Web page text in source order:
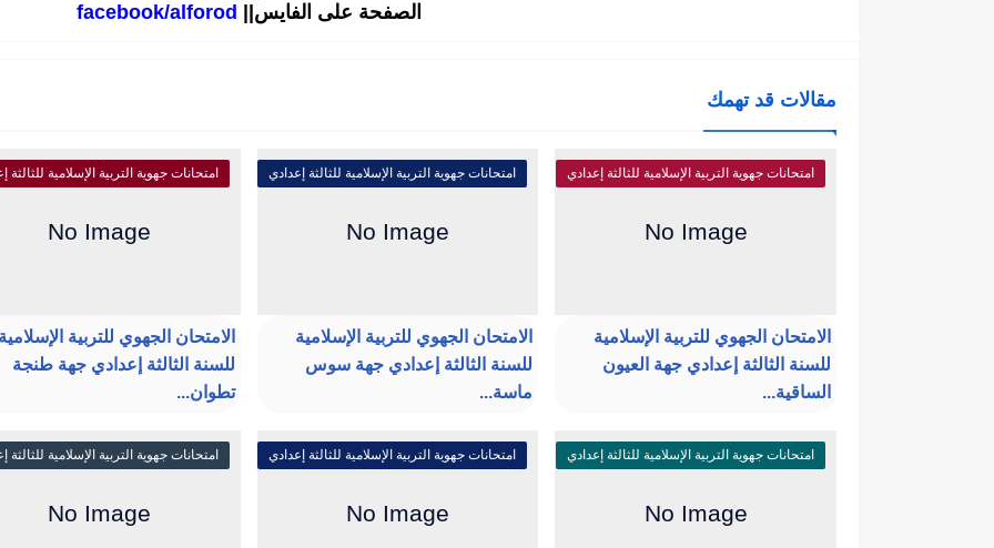
الصفحة على الفايس||
facebook/alforod
مقالات قد تهمك
امتحانات جهوية التربية الإسلامية للثالثة إعدادي
الامتحان الجهوي للتربية الإسلامية
للسنة الثالثة إعدادي جهة العيون
الساقية...
امتحانات جهوية التربية الإسلامية للثالثة إعدادي
الامتحان الجهوي للتربية الإسلامية
للسنة الثالثة إعدادي جهة سوس
ماسة...
امتحانات جهوية التربية الإسلامية للثالثة
الامتحان الجهوي للتربية
للسنة الثالثة إعدادي جهة طنجة
تطوان...
امتحانات جهوية التربية الإسلامية للثالثة إعدادي امتحانات جهوية التربية الإسلامية للثالثة إعدادي امتحانات جهوية التربية الإسلامية للثالثة